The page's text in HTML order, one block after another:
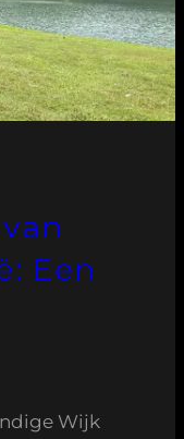
Een
Wijk